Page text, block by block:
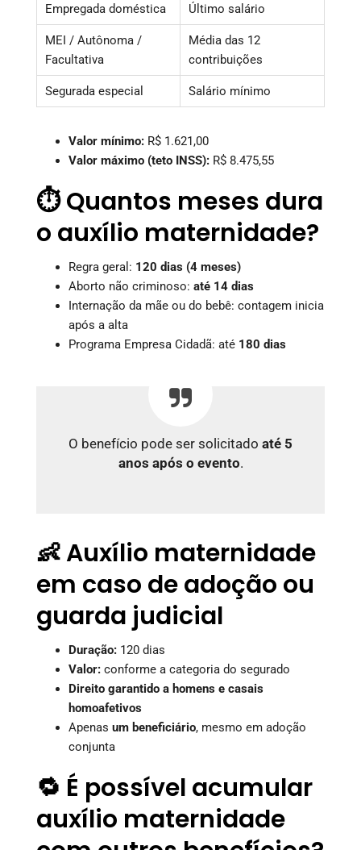
Empregada doméstica Último salário
MEI / Autônoma /
Facultativa
Média das 12
contribuições
Segurada especial Salário mínimo
Valor mínimo: R$ 1.621,00
Valor máximo (teto INSS): R$ 8.475,55
⏱️ Quantos meses dura
o auxílio maternidade?
Regra geral: 120 dias (4 meses)
Aborto não criminoso: até 14 dias
Internação da mãe ou do bebê: contagem inicia
após a alta
Programa Empresa Cidadã: até 180 dias
O benefício pode ser solicitado até 5
anos após o evento.
👶 Auxílio maternidade
em caso de adoção ou
guarda judicial
Duração: 120 dias
Valor: conforme a categoria do segurado
Direito garantido a homens e casais
homoafetivos
Apenas um beneficiário, mesmo em adoção
conjunta
🔁 É possível acumular
auxílio maternidade